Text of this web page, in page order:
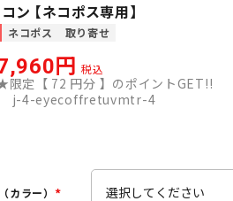
ン 【ネコポス専用】
ネコポス 取り寄せ
税込
限定【 72 円分 】のポイントGET!!
j-4-eyecoffretuvmtr-4
カラー）